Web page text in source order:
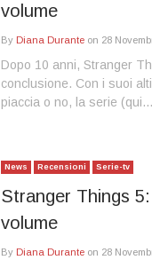
volume
By Diana Durante on 28
Dopo 10 anni, Stranger
conclusione. Con i suoi
piaccia o no, la serie (qui…
News Recensioni Serie-tv
Stranger Things
volume
By Diana Durante on 28